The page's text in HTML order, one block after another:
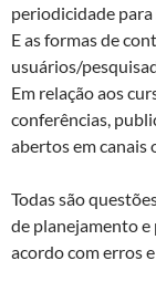
periodicidade para
E as formas de
usuários/
Em relação aos
conferências,
abertos em canais
Todas são
de planejamento e
acordo com erros